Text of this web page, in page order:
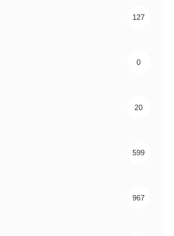
127
0
20
599
967